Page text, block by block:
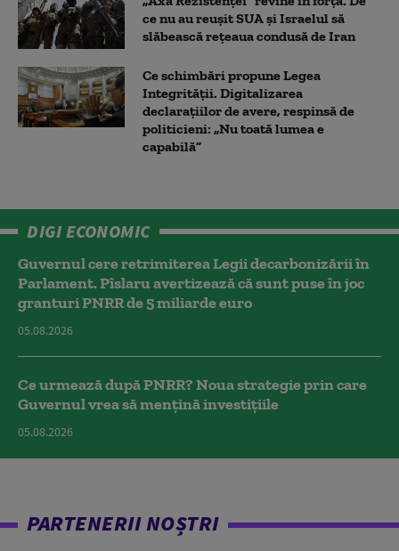
ce nu au reușit SUA și Israelul să
slăbească rețeaua condusă de Iran
Ce schimbări propune Legea
Integrității. Digitalizarea
declarațiilor de avere, respinsă de
politicieni: „Nu toată lumea e
capabilă”
DIGI ECONOMIC
Guvernul cere retrimiterea Legii decarbonizării în
Parlament. Pîslaru avertizează că sunt puse în joc
granturi PNRR de 5 miliarde euro
05.08.2026
Ce urmează după PNRR? Noua strategie prin care
Guvernul vrea să mențină investițiile
05.08.2026
PARTENERII NOȘTRI